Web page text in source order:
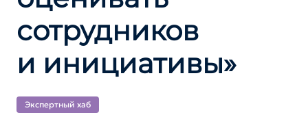
сотрудников
и инициативы»
Экспертный хаб